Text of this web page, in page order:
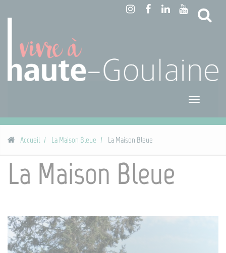
Toggle
Accueil La Maison Bleue La Maison Bleue
La Maison Bleue